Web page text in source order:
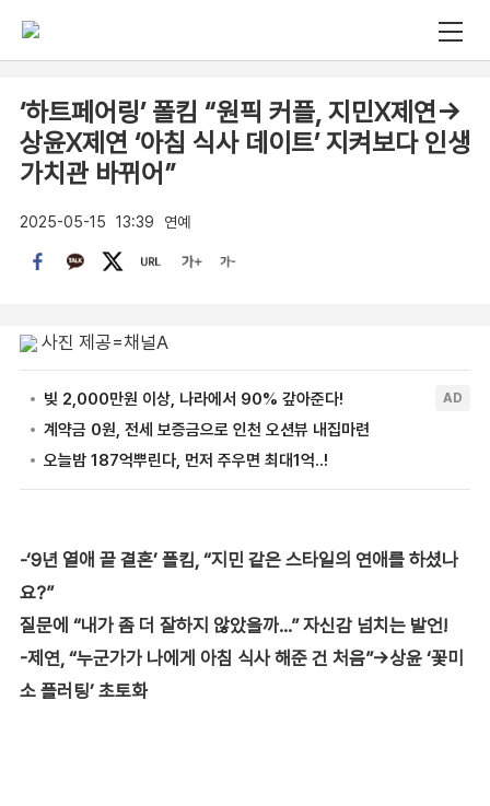
‘하트페어링’ 폴킴 “원픽 커플, 지민X제연→
상윤X제연 ‘아침 식사 데이트’ 지켜보다 인생
가치관 바뀌어”
2025-05-15 13:39 연예
사진 제공=채널A
-‘9년 열애 끝 결혼’ 폴킴, “지민 같은 스타일의 연애를 하셨나
요?”
질문에 “내가 좀 더 잘하지 않았을까…” 자신감 넘치는 발언!
-제연, “누군가가 나에게 아침 식사 해준 건 처음”→상윤 ‘꽃미
소 플러팅’ 초토화